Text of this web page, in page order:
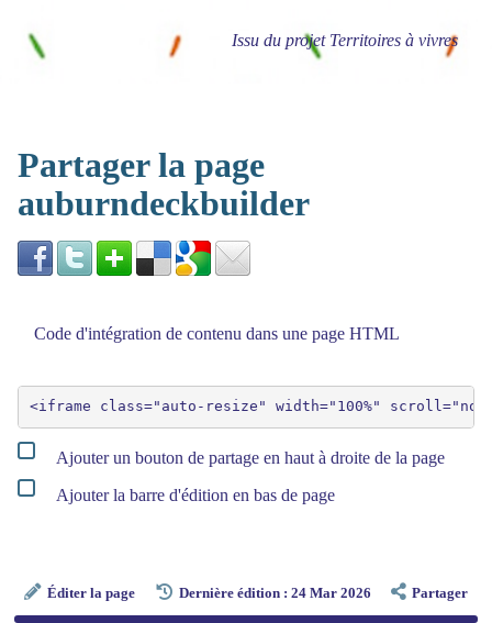
Issu du projet Territoires à vivres
Partager la page
auburndeckbuilder
Code d'intégration de contenu dans une page HTML
Ajouter un bouton de partage en haut à droite de la page
Ajouter la barre d'édition en bas de page
Éditer la page Dernière édition : 24 Mar 2026 Partager